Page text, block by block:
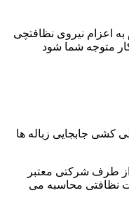
اعزام نیروی نظافتچی
متوجه شما شود
جابجایی زباله ها
طرف شرکتی معتبر
نظافتی محاسبه می